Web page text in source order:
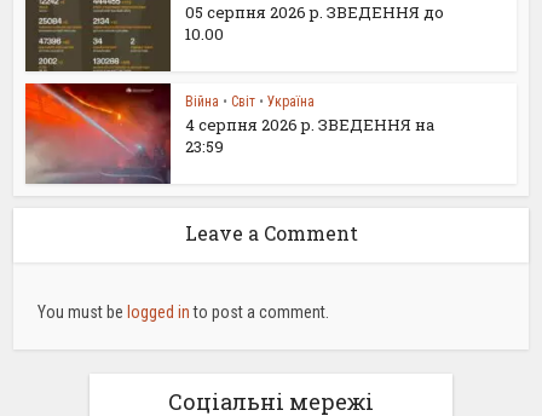
05 серпня 2026 р. ЗВЕДЕННЯ до
10.00
Війна • Світ • Україна
4 серпня 2026 р. ЗВЕДЕННЯ на
23:59
Leave a Comment
You must belogged into post a comment.
Соціальні мережі